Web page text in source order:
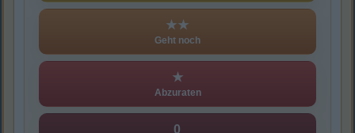
★★
Geht noch
★
Abzuraten
0